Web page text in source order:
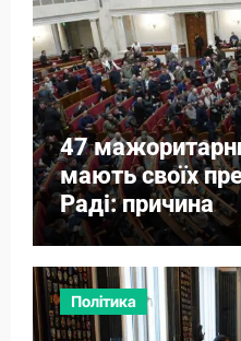
47
мають своїх
Раді: причина
Політика